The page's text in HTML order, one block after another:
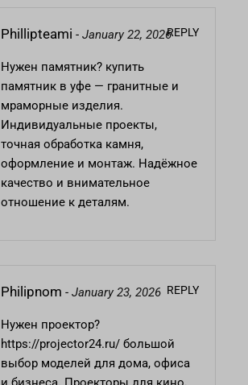
Phillipteami - January 22, 2026REPLY
Нужен памятник? купить
памятник в уфе — гранитные и
мраморные изделия.
Индивидуальные проекты,
точная обработка камня,
оформление и монтаж. Надёжное
качество и внимательное
отношение к деталям.
Philipnom - January 23, 2026 REPLY
Нужен проектор?
https://projector24.ru/ большой
выбор моделей для дома, офиса